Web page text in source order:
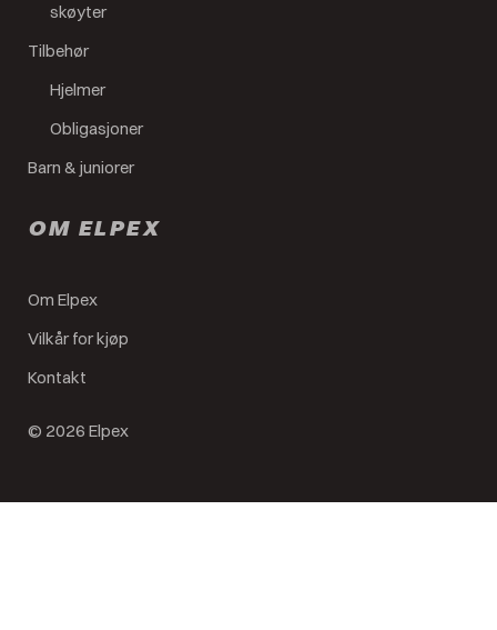
skøyter
Tilbehør
Hjelmer
Obligasjoner
Barn & juniorer
OM ELPEX
Om Elpex
Vilkår for kjøp
Kontakt
© 2026 Elpex